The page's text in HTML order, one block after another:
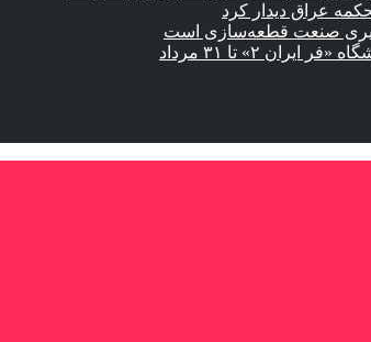
عراق دیدار کرد
صنعت قطعه‌سازی است
۲» تا ۳۱ مرداد